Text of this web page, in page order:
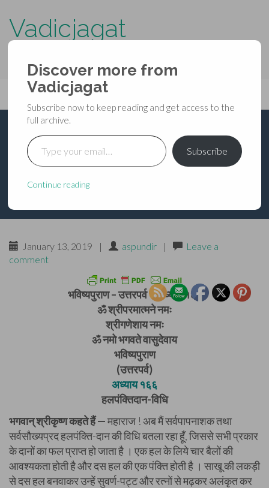
Vadicjagat
Primary
Menu
content
Vadicjagat
भविष्यपुराण – उत्तरपर्व –
अध्याय १६६
January 13, 2019 | aspundir |
Leave a
comment
भविष्यपुराण – उत्तरपर्व – अध्याय १६६
ॐ श्रीपरमात्मने नमः
श्रीगणेशाय नमः
ॐ नमो भगवते वासुदेवाय
भविष्यपुराण
(उत्तरपर्व)
अध्याय १६६
हलपंक्तिदान-विधि
भगवान् श्रीकृष्ण कहते हैं —महाराज ! अब मैं सर्वपापनाशक तथा
सर्वसौख्यप्रद हलपंक्ति-दान की विधि बतला रहा हूँ, जिससे सभी प्रकार
के दानों का फल प्राप्त हो जाता है । एक हल के लिये चार बैलों की
आवश्यकता होती है और दस हल की एक पंक्ति होती है । साखू की लकड़ी
से दस हल बनवाकर उन्हें सुवर्ण-पट्ट और रत्नों से मढ़कर अलंकृत कर
Discover more from
Vadicjagat
Subscribe now to keep reading and get access to the
full archive.
Type your email…
Subscribe
Continue reading